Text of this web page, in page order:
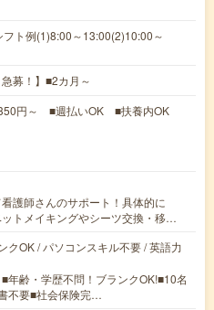
ト例(1)8:00～13:00(2)10:00～
募！】■2カ月～
円～ ■週払いOK ■扶養内OK
護師さんのサポート！具体的に
トメイキングやシーツ交換・移…
クOK / パソコンスキル不要 / 英語力
年齢・学歴不問！ブランクOK!■10名
不要■社会保険完…